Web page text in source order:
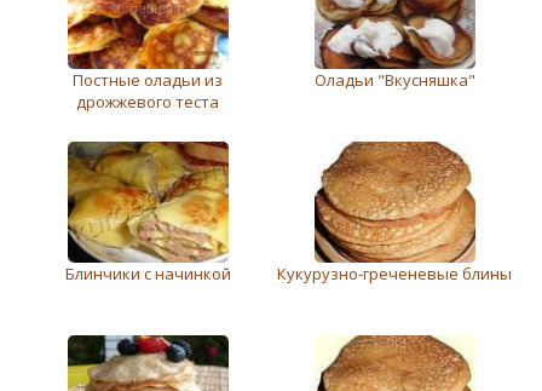
Постные оладьи из
дрожжевого теста
Оладьи "Вкусняшка"
Блинчики с начинкой Кукурузно-греченевые блины